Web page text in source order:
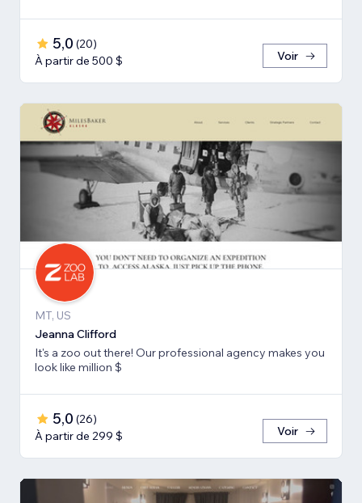
5,0 (20)
À partir de 500 $
Voir
MT, US
Jeanna Clifford
It's a zoo out there! Our professional agency makes you
look like million $
5,0 (26)
À partir de 299 $
Voir